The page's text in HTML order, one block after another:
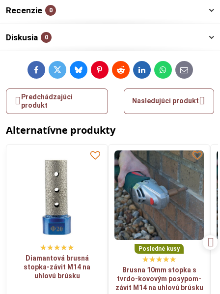
Recenzie 0
Diskusia 0
FacebookTwitterBlueskyPinterestRedditLinkedInWhatsApp
E-
mail
Predchádzajúci
produkt
Nasledujúci produkt
Alternatívne produkty
Diamantová brusná
stopka-závit M14 na
uhlovú brúsku
Posledné kusy
Brusna 10mm stopka s
tvrdo-kovovým posypom-
závit M14 na uhlovú brúsku